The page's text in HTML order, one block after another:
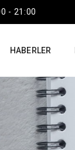
- 21:00
HABERLER